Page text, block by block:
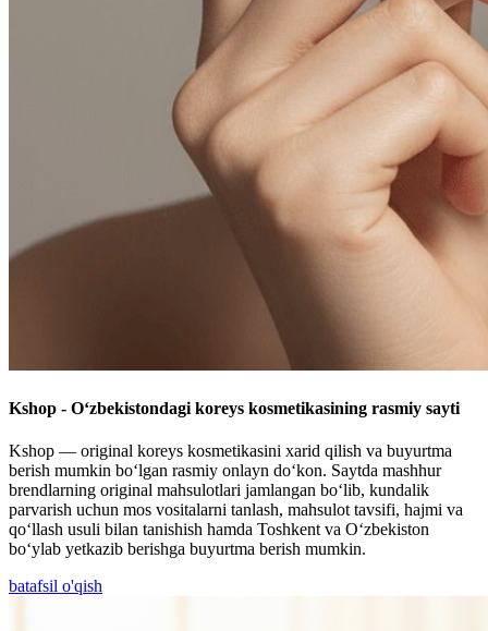
Kshop - O‘zbekistondagi koreys kosmetikasining rasmiy sayti
Kshop — original koreys kosmetikasini xarid qilish va buyurtma
berish mumkin bo‘lgan rasmiy onlayn do‘kon. Saytda mashhur
brendlarning original mahsulotlari jamlangan bo‘lib, kundalik
parvarish uchun mos vositalarni tanlash, mahsulot tavsifi, hajmi va
qo‘llash usuli bilan tanishish hamda Toshkent va O‘zbekiston
bo‘ylab yetkazib berishga buyurtma berish mumkin.
batafsil o'qish